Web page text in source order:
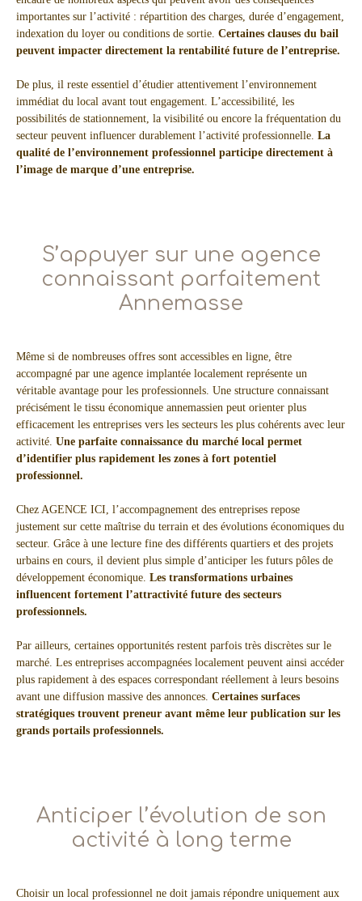
importantes sur l’activité : répartition des charges, durée d’engagement,
indexation du loyer ou conditions de sortie. Certaines clauses du bail
peuvent impacter directement la rentabilité future de l’entreprise.
De plus, il reste essentiel d’étudier attentivement l’environnement
immédiat du local avant tout engagement. L’accessibilité, les
possibilités de stationnement, la visibilité ou encore la fréquentation du
secteur peuvent influencer durablement l’activité professionnelle. La
qualité de l’environnement professionnel participe directement à
l’image de marque d’une entreprise.
S’appuyer sur une agence
connaissant parfaitement
Annemasse
Même si de nombreuses offres sont accessibles en ligne, être
accompagné par une agence implantée localement représente un
véritable avantage pour les professionnels. Une structure connaissant
précisément le tissu économique annemassien peut orienter plus
efficacement les entreprises vers les secteurs les plus cohérents avec leur
activité. Une parfaite connaissance du marché local permet
d’identifier plus rapidement les zones à fort potentiel
professionnel.
Chez AGENCE ICI, l’accompagnement des entreprises repose
justement sur cette maîtrise du terrain et des évolutions économiques du
secteur. Grâce à une lecture fine des différents quartiers et des projets
urbains en cours, il devient plus simple d’anticiper les futurs pôles de
développement économique. Les transformations urbaines
influencent fortement l’attractivité future des secteurs
professionnels.
Par ailleurs, certaines opportunités restent parfois très discrètes sur le
marché. Les entreprises accompagnées localement peuvent ainsi accéder
plus rapidement à des espaces correspondant réellement à leurs besoins
avant une diffusion massive des annonces. Certaines surfaces
stratégiques trouvent preneur avant même leur publication sur les
grands portails professionnels.
Anticiper l’évolution de son
activité à long terme
Choisir un local professionnel ne doit jamais répondre uniquement aux